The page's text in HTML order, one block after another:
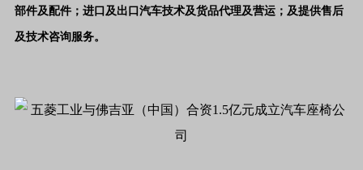
部件及配件；进口及出口汽车技术及货品代理及营运；及提供售后
及技术咨询服务。